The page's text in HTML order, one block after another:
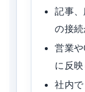
記事
の接
営業
に反
社内